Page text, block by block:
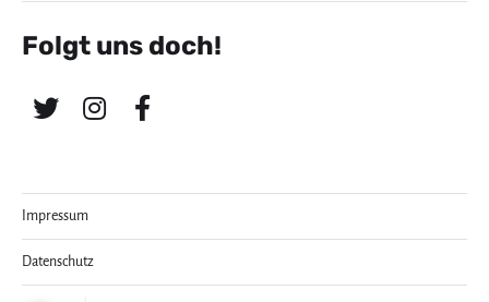
Folgt uns doch!
Impressum
Datenschutz